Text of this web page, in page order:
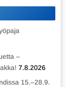
–
7.8.2026
15.–28.9.